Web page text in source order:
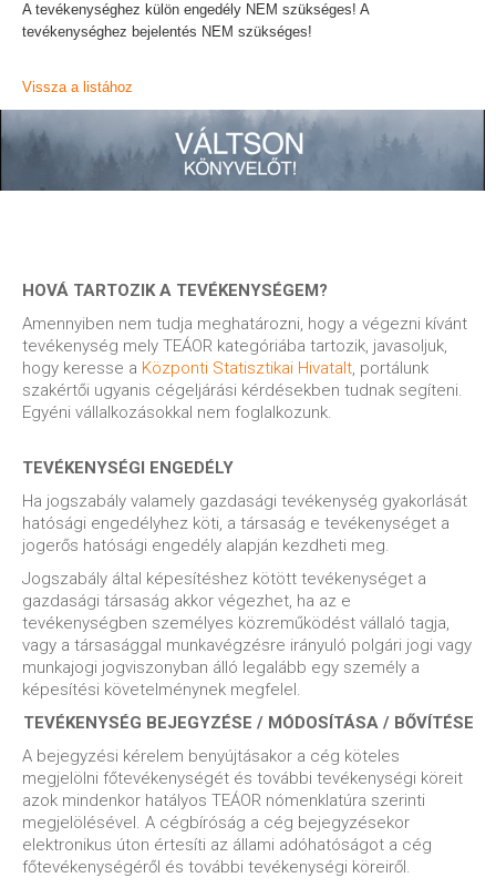
A tevékenységhez külön engedély NEM szükséges! A
tevékenységhez bejelentés NEM szükséges!
Vissza a listához
HOVÁ TARTOZIK A TEVÉKENYSÉGEM?
Amennyiben nem tudja meghatározni, hogy a végezni kívánt
tevékenység mely TEÁOR kategóriába tartozik, javasoljuk,
hogy keresse a Központi Statisztikai Hivatalt , portálunk
szakértői ugyanis cégeljárási kérdésekben tudnak segíteni.
Egyéni vállalkozásokkal nem foglalkozunk.
TEVÉKENYSÉGI ENGEDÉLY
Ha jogszabály valamely gazdasági tevékenység gyakorlását
hatósági engedélyhez köti, a társaság e tevékenységet a
jogerős hatósági engedély alapján kezdheti meg.
Jogszabály által képesítéshez kötött tevékenységet a
gazdasági társaság akkor végezhet, ha az e
tevékenységben személyes közreműködést vállaló tagja,
vagy a társasággal munkavégzésre irányuló polgári jogi vagy
munkajogi jogviszonyban álló legalább egy személy a
képesítési követelménynek megfelel.
TEVÉKENYSÉG BEJEGYZÉSE / MÓDOSÍTÁSA / BŐVÍTÉSE
A bejegyzési kérelem benyújtásakor a cég köteles
megjelölni főtevékenységét és további tevékenységi köreit
azok mindenkor hatályos TEÁOR nómenklatúra szerinti
megjelölésével. A cégbíróság a cég bejegyzésekor
elektronikus úton értesíti az állami adóhatóságot a cég
főtevékenységéről és további tevékenységi köreiről.